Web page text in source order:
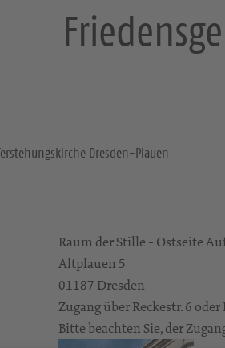
Dresden-Plauen
Raum der Stille - Ostseite
Altplauen 5
01187 Dresden
Zugang über Reckestr. 6
Bitte beachten Sie, der